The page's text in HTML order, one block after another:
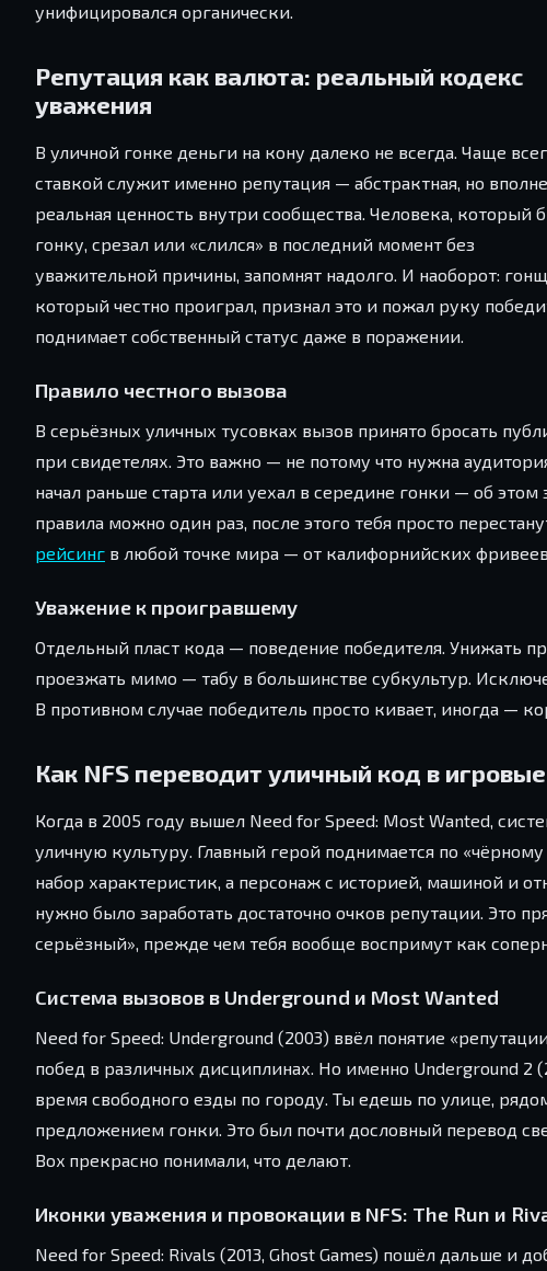
унифицировался органически.
Репутация как валюта: реальный кодекс
уважения
В уличной гонке деньги на кону далеко не всегда. Чаще
ставкой служит именно репутация — абстрактная, но вполне
реальная ценность внутри сообщества. Человека, который
гонку, срезал или «слился» в последний момент без
уважительной причины, запомнят надолго. И наоборот:
который честно проиграл, признал это и пожал руку
поднимает собственный статус даже в поражении.
Правило честного вызова
В серьёзных уличных тусовках вызов принято бросать
при свидетелях. Это важно — не потому что нужна
начал раньше старта или уехал в середине гонки — об
правила можно один раз, после этого тебя просто
рейсинг в любой точке мира — от калифорнийских
Уважение к проигравшему
Отдельный пласт кода — поведение победителя. Унижать
проезжать мимо — табу в большинстве субкультур.
В противном случае победитель просто кивает, иногда —
Как NFS переводит уличный код в
Когда в 2005 году вышел Need for Speed: Most Wanted,
уличную культуру. Главный герой поднимается по
набор характеристик, а персонаж с историей, машиной и
нужно было заработать достаточно очков репутации. Это
серьёзный», прежде чем тебя вообще воспримут как
Система вызовов в Underground и Most Wanted
Need for Speed: Underground (2003) ввёл понятие
побед в различных дисциплинах. Но именно Underground
время свободного езды по городу. Ты едешь по улице,
предложением гонки. Это был почти дословный перевод
Box прекрасно понимали, что делают.
Иконки уважения и провокации в NFS: The Run и
Need for Speed: Rivals (2013, Ghost Games) пошёл дальше и